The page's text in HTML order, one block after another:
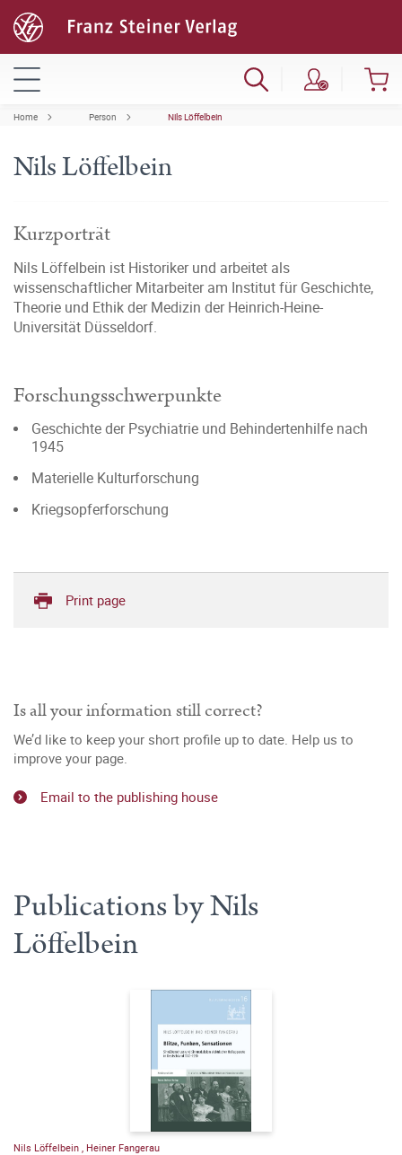
Home Person Nils Löffelbein
Nils Löffelbein
Kurzporträt
Nils Löffelbein ist Historiker und arbeitet als
wissenschaftlicher Mitarbeiter am Institut für Geschichte,
Theorie und Ethik der Medizin der Heinrich-Heine-
Universität Düsseldorf.
Forschungsschwerpunkte
Geschichte der Psychiatrie und Behindertenhilfe nach
1945
Materielle Kulturforschung
Kriegsopferforschung
Print page
Is all your information still correct?
We’d like to keep your short profile up to date. Help us to
improve your page.
Email to the publishing house
Publications by Nils
Löffelbein
Nils Löffelbein Heiner Fangerau